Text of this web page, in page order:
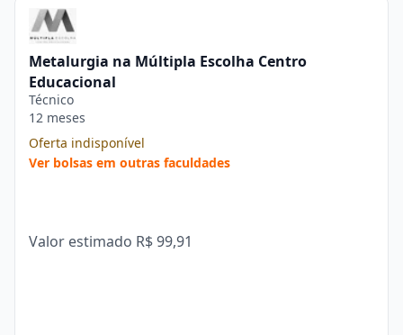
Metalurgia na Múltipla Escolha Centro
Educacional
Técnico
12 meses
Oferta indisponível
Ver bolsas em outras faculdades
Valor estimado R$ 99,91